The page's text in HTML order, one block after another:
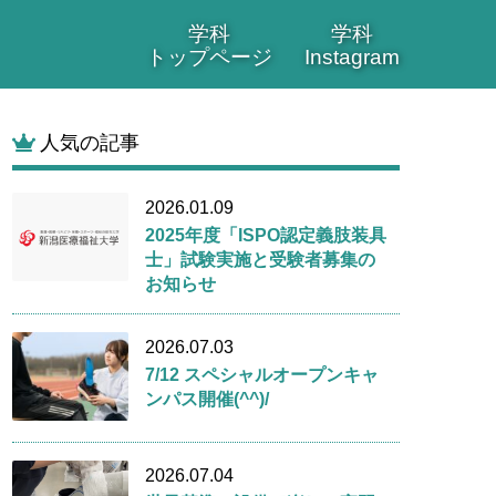
学科
トップページ
学科
Instagram
人気の記事
2026.01.09
2025年度「ISPO認定義肢装具
士」試験実施と受験者募集の
お知らせ
2026.07.03
7/12 スペシャルオープンキャ
ンパス開催(^^)/
2026.07.04